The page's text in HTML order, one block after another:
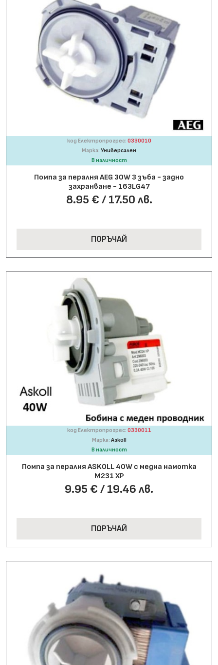
код Електропрогрес: 0330010
Марка: Универсален
В наличност
Помпа за пералня AEG 30W 3 зъба - задно
захранване - 163LG47
8.95 € / 17.50 лв.
ПОРЪЧАЙ
код Електропрогрес: 0330011
Марка: Askoll
В наличност
Помпа за пералня АSKOLL 40W с медна намотка
M231 XP
9.95 € / 19.46 лв.
ПОРЪЧАЙ